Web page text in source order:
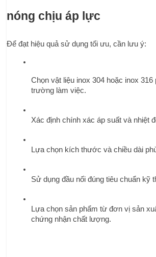
nóng chịu áp lực
Để đạt hiệu quả sử dụng tối ưu, cần lưu ý:
Chọn vật liệu inox 304 hoặc inox
trường làm việc.
Xác định chính xác áp suất và nhiệt
Lựa chọn kích thước và chiều dài
Sử dụng đầu nối đúng tiêu chuẩn kỹ
Lựa chọn sản phẩm từ đơn vị sản
chứng nhận chất lượng.